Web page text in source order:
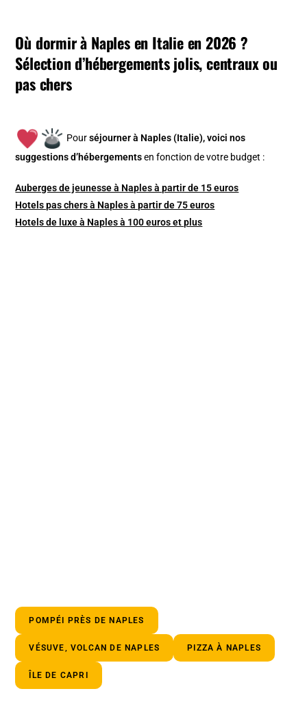
Où dormir à Naples en Italie en 2026 ?
Sélection d’hébergements jolis, centraux ou
pas chers
Pourséjourner à Naples (Italie), voici nos
suggestions d’hébergements en fonction de votre budget :
Auberges de jeunesse à Naples à partir de 15 euros
Hotels pas chers à Naples à partir de 75 euros
Hotels de luxe à Naples à 100 euros et plus
POMPÉI PRÈS DE NAPLES
VÉSUVE, VOLCAN DE NAPLES PIZZA À NAPLES
ÎLE DE CAPRI